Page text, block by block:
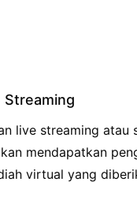
Streaming
live streaming atau
mendapatkan
virtual yang